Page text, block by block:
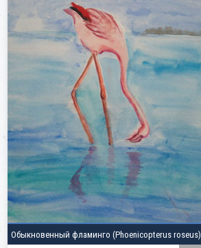
Обыкновенный фламинго (Phoenicopterus roseus)